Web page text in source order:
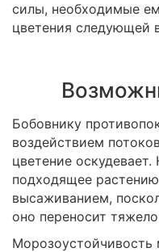
силы, необходимые
цветения следующей
Бобовнику
воздействием
цветение
подходящее
высаживанием,
оно переносит